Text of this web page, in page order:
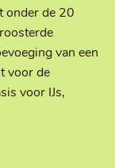
onder de 20
van een
voor de
voor IJs,